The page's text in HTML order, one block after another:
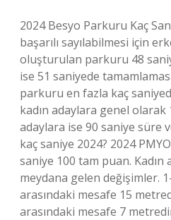
2024 Besyo Parkuru Kaç
başarılı sayılabilmesi için
oluşturulan parkuru 48
ise 51 saniyede
parkuru en fazla kaç
kadın adaylara genel
adaylara ise 90 saniye süre
kaç saniye 2024? 2024
saniye 100 tam puan. Kadın
meydana gelen değişimler.
arasındaki mesafe 15
arasındaki mesafe 7